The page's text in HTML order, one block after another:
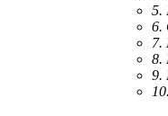
5.
6.
7.
8.
9.